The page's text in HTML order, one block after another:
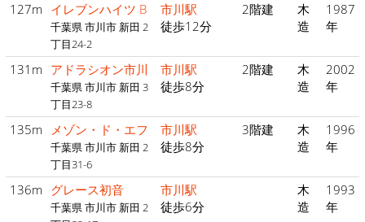
127m イレブンハイツ B
千葉県 市川市 新田 2
丁目24-2
市川駅
徒歩12分
2階建
木
造
1987
年
131m アドラシオン市川
千葉県 市川市 新田 3
丁目23-8
市川駅
徒歩8分
2階建
木
造
2002
年
135m メゾン・ド・エフ
千葉県 市川市 新田 2
丁目31-6
市川駅
徒歩8分
3階建
木
造
1996
年
136m グレース初音
千葉県 市川市 新田 2
市川駅
徒歩6分
木
造
1993
年